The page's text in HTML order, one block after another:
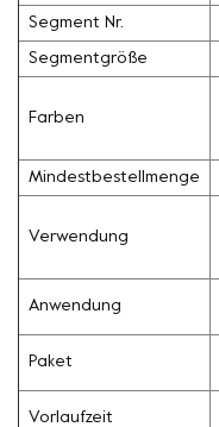
Segment Nr.
Segmentgröße
Farben
Mindestbestellmenge
Verwendung
Anwendung
Paket
Vorlaufzeit